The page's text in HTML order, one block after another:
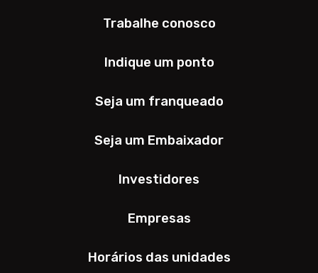
Trabalhe conosco
Indique um ponto
Seja um franqueado
Seja um Embaixador
Investidores
Empresas
Horários das unidades